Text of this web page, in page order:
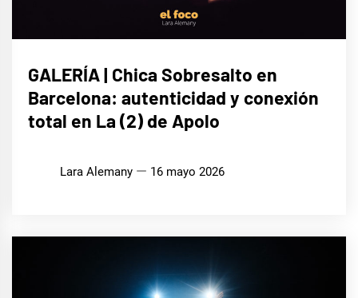
GALERÍA | Chica Sobresalto en
Barcelona: autenticidad y conexión
total en La (2) de Apolo
Lara Alemany 16 mayo 2026